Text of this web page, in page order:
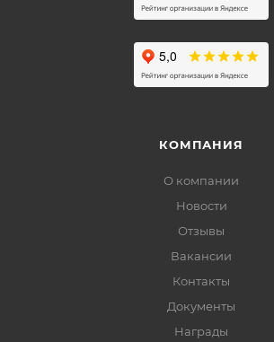
КОМПАНИЯ
О компании
Новости
Отзывы
Вакансии
Контакты
Документы
Награды